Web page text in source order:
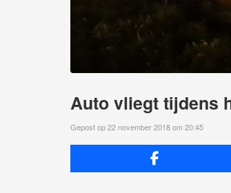
Auto vliegt tijdens
Gepost op 22 november 2018 om 20:45